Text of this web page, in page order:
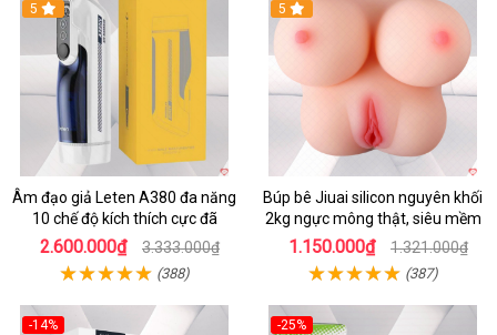
5
Âm đạo giả Leten A380 đa năng
10 chế độ kích thích cực đã
2.600.000₫ 3.333.000₫
(388)
5
Búp bê Jiuai silicon nguyên khối
2kg ngực mông thật, siêu mềm
1.150.000₫ 1.321.000₫
(387)
-14%
-25%